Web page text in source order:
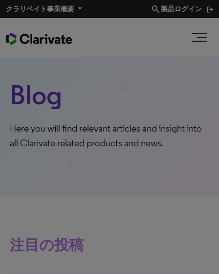
クラリベイト事業概要​ search製品ログイン
Blog
Here you will find relevant articles and insight into
all Clarivate related products and news.
注目の投稿